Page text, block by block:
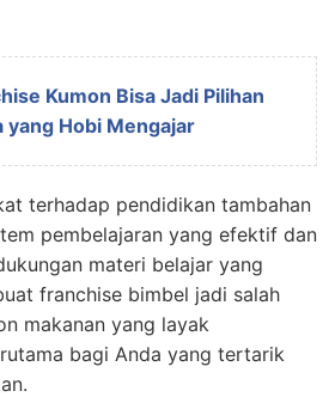
Kumon Bisa Jadi Pilihan
yang Hobi Mengajar
terhadap pendidikan tambahan
pembelajaran yang efektif dan
materi belajar yang
franchise bimbel jadi salah
makanan yang layak
bagi Anda yang tertarik